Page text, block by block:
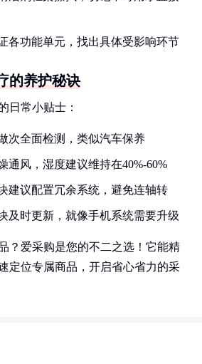
各功能单元，找出具体受影响环节
的养护秘诀
日常小贴士：
次全面检测，类似汽车保养
通风，湿度建议维持在40%-60%
建议配置冗余系统，避免连轴转
及时更新，就像手机系统需要升级
？爱采购是您的不二之选！它能精
定位专属商品，开启省心省力的采